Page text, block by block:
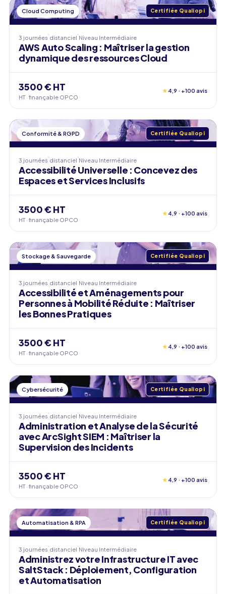
Cloud Computing Certifiée Qualiopi
3 journées distanciel Niveau Intermédiaire
AWS Auto Scaling : Maîtriser la gestion
dynamique des ressources Cloud
3500 € HT
HT · finançable OPCO
★ 4,9 · +100 avis
Conformité & RGPD Certifiée Qualiopi
3 journées distanciel Niveau Intermédiaire
Accessibilité Universelle : Concevez des
Espaces et Services Inclusifs
3500 € HT
HT · finançable OPCO
★ 4,9 · +100 avis
Stockage & Sauvegarde Certifiée Qualiopi
3 journées distanciel Niveau Intermédiaire
Accessibilité et Aménagements pour
Personnes à Mobilité Réduite : Maîtriser
les Bonnes Pratiques
3500 € HT
HT · finançable OPCO
★ 4,9 · +100 avis
Cybersécurité Certifiée Qualiopi
3 journées distanciel Niveau Intermédiaire
Administration et Analyse de la Sécurité
avec ArcSight SIEM : Maîtriser la
Supervision des Incidents
3500 € HT
HT · finançable OPCO
★ 4,9 · +100 avis
Automatisation & RPA Certifiée Qualiopi
3 journées distanciel Niveau Intermédiaire
Administrez votre Infrastructure IT avec
SaltStack : Déploiement, Configuration
et Automatisation